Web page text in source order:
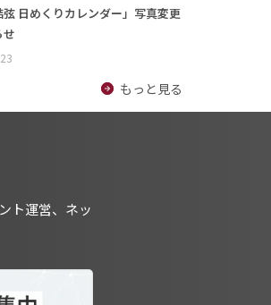
弦 日めくりカレンダー」写真変更
せ
もっと見る
ト運営、ネッ